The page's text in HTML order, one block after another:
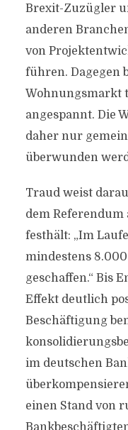
Brexit-Zuzügler
anderen
von
führen. Dagegen
Wohnungsmarkt
angespannt. Die
daher nur
überwunden
Traud weist
dem
festhält: „Im
mindestens
geschaffen.“ Bis
Effekt deutlich
Beschäftigung
im deutschen
einen Stand von